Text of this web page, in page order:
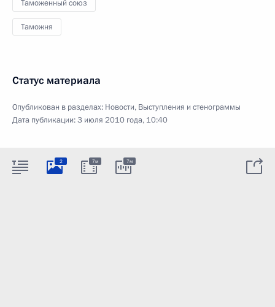
Таможенный союз
Таможня
Статус материала
Опубликован в разделах: Новости, Выступления и стенограммы
Дата публикации:3 июля 2010 года, 10:40
2 7м 7м